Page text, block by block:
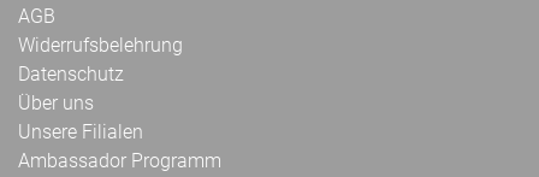
AGB
Widerrufsbelehrung
Datenschutz
Über uns
Unsere Filialen
Ambassador Programm